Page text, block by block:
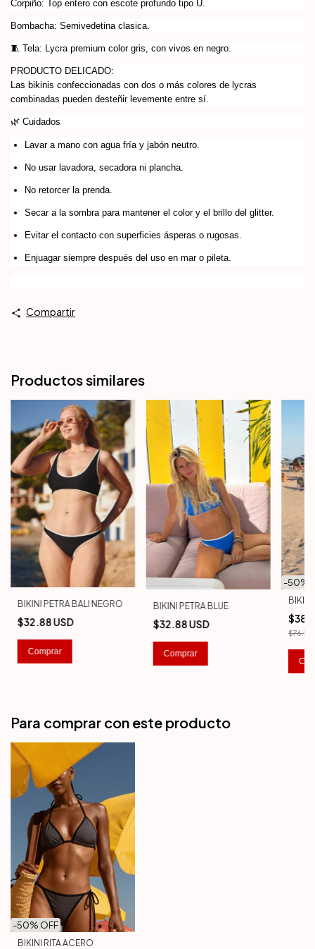
Corpiño: Top entero con escote profundo tipo U.
Bombacha: Semivedetina clasica.
🧵 Tela: Lycra premium color gris, con vivos en negro.
PRODUCTO DELICADO:
Las bikinis confeccionadas con dos o más colores de lycras
combinadas pueden desteñir levemente entre sí.
🌿 Cuidados
Lavar a mano con agua fría y jabón neutro.
No usar lavadora, secadora ni plancha.
No retorcer la prenda.
Secar a la sombra para mantener el color y el brillo del glitter.
Evitar el contacto con superficies ásperas o rugosas.
Enjuagar siempre después del uso en mar o pileta.
Compartir
Productos similares
BIKINI PETRA BALI NEGRO
$32.88 USD
Comprar
BIKINI PETRA BLUE
$32.88 USD
Comprar
-50%
$76.71
Para comprar con este producto
-50% OFF
BIKINI RITA ACERO